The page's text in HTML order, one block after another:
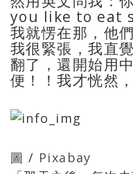
you like to eat
我就愣在那，他
我很緊張，我直
翻了，還開始用
便！！我才恍然
圖 / Pixabay